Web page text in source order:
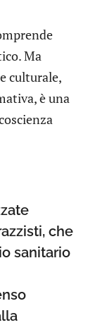
Ma
culturale,
è una
che
sanitario